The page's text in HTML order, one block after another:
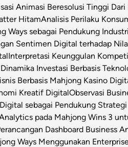
Animasi Beresolusi Tinggi
HitamAnalisis Perilaku
Ways sebagai Pendukung
Sentimen Digital terhadap
Interpretasi Keunggulan
Investasi Berbasis
Berbasis Mahjong Kasino
Kreatif DigitalObservasi
sebagai Pendukung
pada Mahjong Wins 3
Dashboard Business
Ways Menggunakan